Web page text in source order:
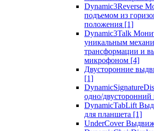
Dynamic3Reverse
подъемом из
положения [1]
Dynamic3Talk
уникальным
трансформации и
микрофоном [4]
Двусторонние
[1]
одно/
DynamicTabLift
для планшета [1]
UnderCover